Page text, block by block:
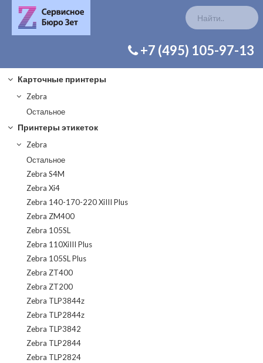
+7 (495) 105-97-13
Карточные принтеры
Zebra
Остальное
Принтеры этикеток
Zebra
Остальное
Zebra S4M
Zebra Xi4
Zebra 140-170-220 XiIII Plus
Zebra ZM400
Zebra 105SL
Zebra 110XiIII Plus
Zebra 105SL Plus
Zebra ZT400
Zebra ZT200
Zebra TLP3844z
Zebra TLP2844z
Zebra TLP3842
Zebra TLP2844
Zebra TLP2824